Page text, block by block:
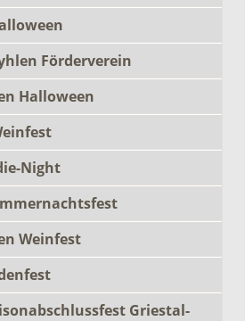
Förderverein
Halloween
Night
Weinfest
Griestal-